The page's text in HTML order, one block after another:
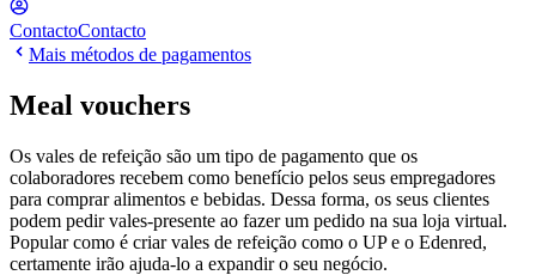
ContactoContacto
Mais métodos de pagamentos
Meal vouchers
Os vales de refeição são um tipo de pagamento que os
colaboradores recebem como benefício pelos seus empregadores
para comprar alimentos e bebidas. Dessa forma, os seus clientes
podem pedir vales-presente ao fazer um pedido na sua loja virtual.
Popular como é criar vales de refeição como o UP e o Edenred,
certamente irão ajuda-lo a expandir o seu negócio.